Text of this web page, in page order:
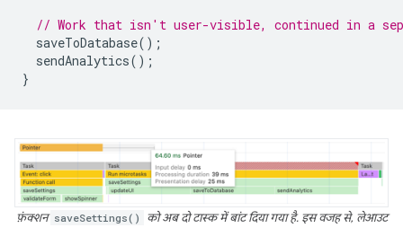
// Work that isn't user-visible, continued in a
saveToDatabase();
sendAnalytics();
}
फ़ंक्शन saveSettings()
को अब दो टास्क में बांट दिया गया है. इस वजह से, लेआउट